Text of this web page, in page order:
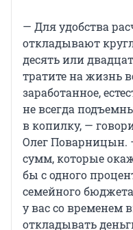
— Для удобства
откладывают
десять или
тратите на жизнь
заработанное,
не всегда
в копилку, —
Олег Поварницын.
сумм, которые
бы с одного
семейного бюджета
у вас со временем
откладывать